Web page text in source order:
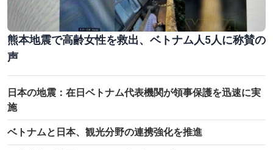
タイグエン省のフアマー洞窟 神秘の石の世界
熊本地震で高齢女性を救出、ベトナム人5人に称賛の
声
日本の地震：在日ベトナム代表機関が領事保護を迅速に実
施
ベトナムと日本、観光分野の連携強化を推進